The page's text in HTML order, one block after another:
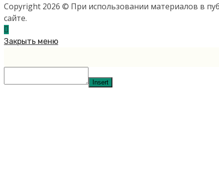
Copyright 2026 © При использовании материалов в
сайте.
Закрыть меню
Insert